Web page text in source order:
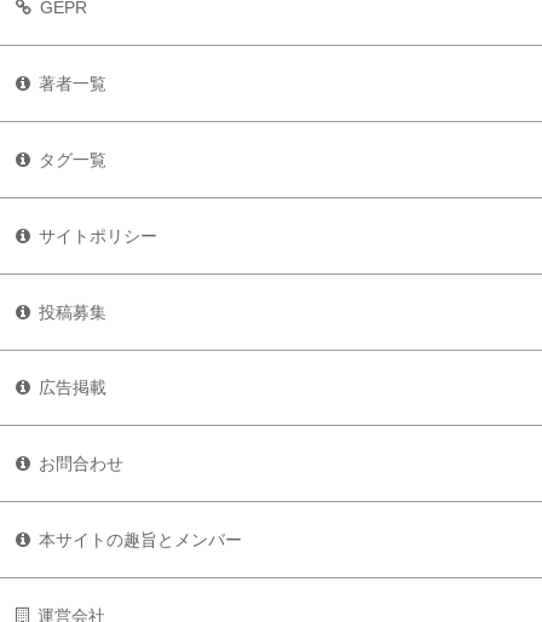
GEPR
著者一覧
タグ一覧
サイトポリシー
投稿募集
広告掲載
お問合わせ
本サイトの趣旨とメンバー
運営会社